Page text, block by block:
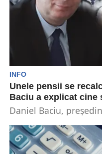
INFO
Unele pensii se
Baciu a explicat cine
Daniel Baciu,
beneficia de...